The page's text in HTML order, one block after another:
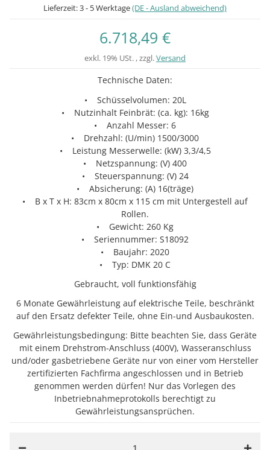
Lieferzeit:3 - 5 Werktage(DE - Ausland abweichend)
6.718,49 €
exkl. 19% USt. , zzgl.Versand
Technische Daten:
• Schüsselvolumen: 20L
• Nutzinhalt Feinbrät: (ca. kg): 16kg
• Anzahl Messer: 6
• Drehzahl: (U/min) 1500/3000
• Leistung Messerwelle: (kW) 3,3/4,5
• Netzspannung: (V) 400
• Steuerspannung: (V) 24
• Absicherung: (A) 16(träge)
• B x T x H: 83cm x 80cm x 115 cm mit Untergestell auf
Rollen.
• Gewicht: 260 Kg
• Seriennummer: S18092
• Baujahr: 2020
• Typ: DMK 20 C
Gebraucht, voll funktionsfähig
6 Monate Gewährleistung auf elektrische Teile, beschränkt
auf den Ersatz defekter Teile, ohne Ein-und Ausbaukosten.
Gewährleistungsbedingung: Bitte beachten Sie, dass Geräte
mit einem Drehstrom-Anschluss (400V), Wasseranschluss
und/oder gasbetriebene Geräte nur von einer vom Hersteller
zertifizierten Fachfirma angeschlossen und in Betrieb
genommen werden dürfen! Nur das Vorlegen des
Inbetriebnahmeprotokolls berechtigt zu
Gewährleistungsansprüchen.